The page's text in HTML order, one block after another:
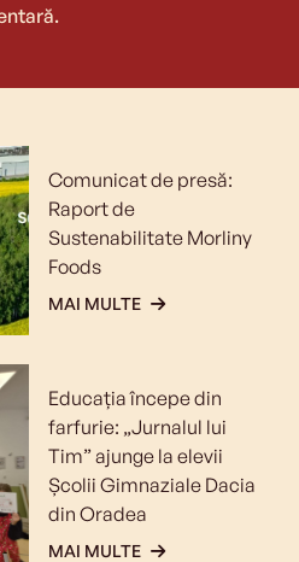
Comunicat de presă:
Raport de
Sustenabilitate Morliny
Foods
MAI MULTE
Educația începe din
farfurie: „Jurnalul lui
Tim” ajunge la elevii
Școlii Gimnaziale Dacia
din Oradea
MAI MULTE